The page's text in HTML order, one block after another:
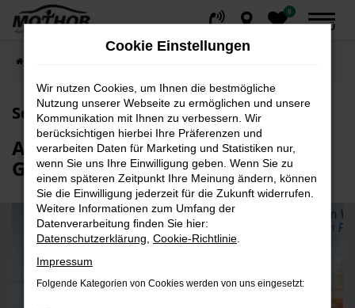
Zum
0
MENÜ
Serviceberater (m/w/d)
AUTOCENTER MOTHOR -
GARDELEGEN
Cookie Einstellungen
Wir nutzen Cookies, um Ihnen die bestmögliche
Nutzung unserer Webseite zu ermöglichen und unsere
Kommunikation mit Ihnen zu verbessern. Wir
berücksichtigen hierbei Ihre Präferenzen und
verarbeiten Daten für Marketing und Statistiken nur,
wenn Sie uns Ihre Einwilligung geben. Wenn Sie zu
einem späteren Zeitpunkt Ihre Meinung ändern, können
Sie die Einwilligung jederzeit für die Zukunft widerrufen.
Weitere Informationen zum Umfang der
Datenverarbeitung finden Sie hier:
Datenschutzerklärung Cookie-Richtlinie
Impressum
Folgende Kategorien von Cookies werden von uns eingesetzt: